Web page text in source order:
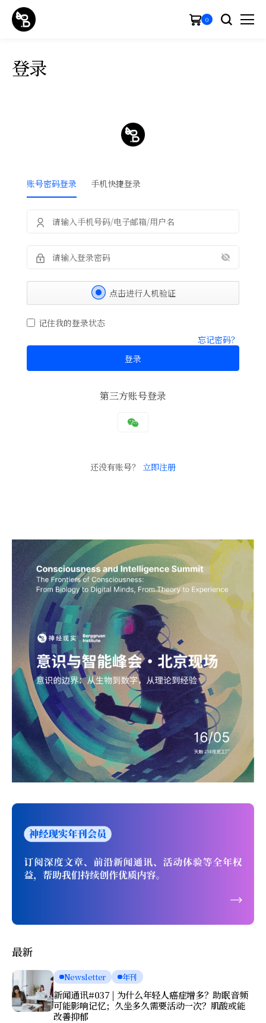
0
登录
账号密码登录 手机快捷登录
点击进行人机验证
记住我的登录状态
忘记密码？
登录
第三方账号登录
还没有账号？ 立即注册
最新
Newsletter 年刊
新闻通讯#037 | 为什么年轻人癌症增多？助眠音频
可能影响记忆；久坐多久需要活动一次？肌酸或能
改善抑郁